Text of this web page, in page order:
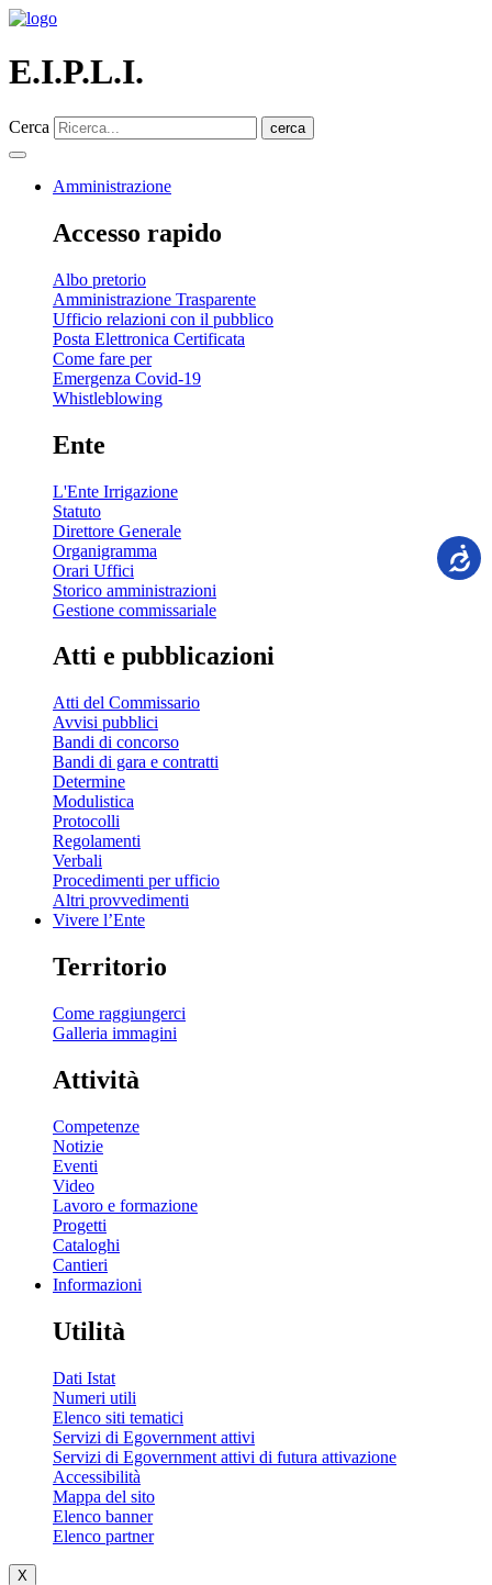
E.I.P.L.I.
Cerca cerca
Amministrazione
Accesso rapido
Albo pretorio
Amministrazione Trasparente
Ufficio relazioni con il pubblico
Posta Elettronica Certificata
Come fare per
Emergenza Covid-19
Whistleblowing
Ente
L'Ente Irrigazione
Statuto
Direttore Generale
Organigramma
Orari Uffici
Storico amministrazioni
Gestione commissariale
Atti e pubblicazioni
Atti del Commissario
Avvisi pubblici
Bandi di concorso
Bandi di gara e contratti
Determine
Modulistica
Protocolli
Regolamenti
Verbali
Procedimenti per ufficio
Altri provvedimenti
Vivere l’Ente
Territorio
Come raggiungerci
Galleria immagini
Attività
Competenze
Notizie
Eventi
Video
Lavoro e formazione
Progetti
Cataloghi
Cantieri
Informazioni
Utilità
Dati Istat
Numeri utili
Elenco siti tematici
Servizi di Egovernment attivi
Servizi di Egovernment attivi di futura attivazione
Accessibilità
Mappa del sito
Elenco banner
Elenco partner
X